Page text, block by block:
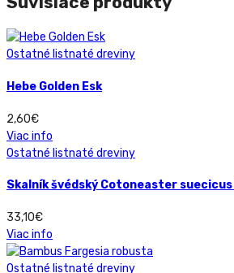
Ostatné listnaté dreviny
Hebe Golden Esk
2,60€
Viac info
Ostatné listnaté dreviny
Skalník švédský Cotoneaster
33,10€
Viac info
Ostatné listnaté dreviny